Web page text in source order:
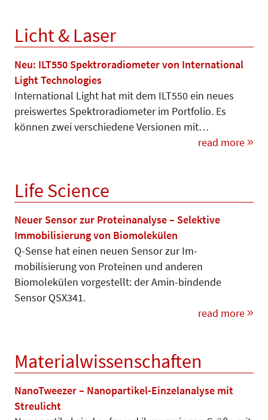
Licht & Laser
Neu: ILT550 Spektroradiometer von International
Light Technologies
International Light hat mit dem ILT550 ein neues
preiswertes Spektro­radio­meter im Portfolio. Es
können zwei verschiedene Versionen mit…
read more
Life Science
Neuer Sensor zur Proteinanalyse – Selektive
Immobilisierung von Biomolekülen
Q-Sense hat einen neuen Sensor zur Im­­
mobilisierung von Proteinen und an­­de­ren
Biomolekülen vorgestellt: der Amin-bindende
Sensor QSX341.
read more
Materialwissenschaften
NanoTweezer – Nanopartikel-Einzelanalyse mit
Streulicht